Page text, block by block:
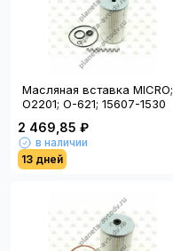
Масляная вставка MICRO;
O2201; O-621; 15607-1530
2 469,85 ₽
в наличии
13 дней